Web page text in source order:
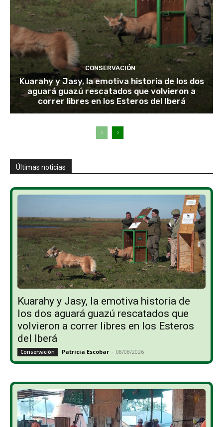
CONSERVACIÓN
Kuarahy y Jasy, la emotiva historia de los dos
aguará guazú rescatados que volvieron a
correr libres en los Esteros del Iberá
Últimas noticias
Kuarahy y Jasy, la emotiva historia de
los dos aguará guazú rescatados que
volvieron a correr libres en los Esteros
del Iberá
Conservación Patricia Escobar - 08/08/2026